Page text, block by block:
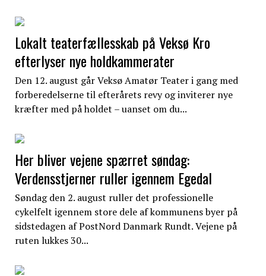
Lokalt teaterfællesskab på Veksø Kro
efterlyser nye holdkammerater
Den 12. august går Veksø Amatør Teater i gang med
forberedelserne til efterårets revy og inviterer nye
kræfter med på holdet – uanset om du...
Her bliver vejene spærret søndag:
Verdensstjerner ruller igennem Egedal
Søndag den 2. august ruller det professionelle
cykelfelt igennem store dele af kommunens byer på
sidstedagen af PostNord Danmark Rundt. Vejene på
ruten lukkes 30...